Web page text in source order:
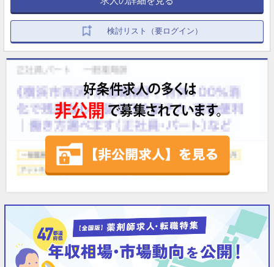
検討リスト（要ログイン）